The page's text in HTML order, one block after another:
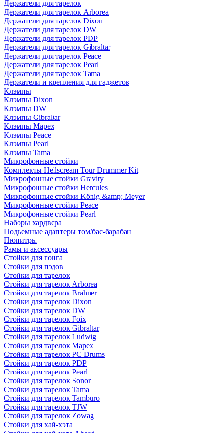
Держатели для тарелок
Держатели для тарелок Arborea
Держатели для тарелок Dixon
Держатели для тарелок DW
Держатели для тарелок PDP
Держатели для тарелок Gibraltar
Держатели для тарелок Peace
Держатели для тарелок Pearl
Держатели для тарелок Tama
Держатели и крепления для гаджетов
Клэмпы
Клэмпы Dixon
Клэмпы DW
Клэмпы Gibraltar
Клэмпы Mapex
Клэмпы Peace
Клэмпы Pearl
Клэмпы Tama
Микрофонные стойки
Комплекты Hellscream Tour Drummer Kit
Микрофонные стойки Gravity
Микрофонные стойки Hercules
Микрофонные стойки König &amp; Meyer
Микрофонные стойки Peace
Микрофонные стойки Pearl
Наборы хардвера
Подъемные адаптеры том/бас-барабан
Пюпитры
Рамы и аксессуары
Стойки для гонга
Стойки для пэдов
Стойки для тарелок
Стойки для тарелок Arborea
Стойки для тарелок Brahner
Стойки для тарелок Dixon
Стойки для тарелок DW
Стойки для тарелок Foix
Стойки для тарелок Gibraltar
Стойки для тарелок Ludwig
Стойки для тарелок Mapex
Стойки для тарелок PC Drums
Стойки для тарелок PDP
Стойки для тарелок Pearl
Стойки для тарелок Sonor
Стойки для тарелок Tama
Стойки для тарелок Tamburo
Стойки для тарелок TJW
Стойки для тарелок Zowag
Стойки для хай-хэта